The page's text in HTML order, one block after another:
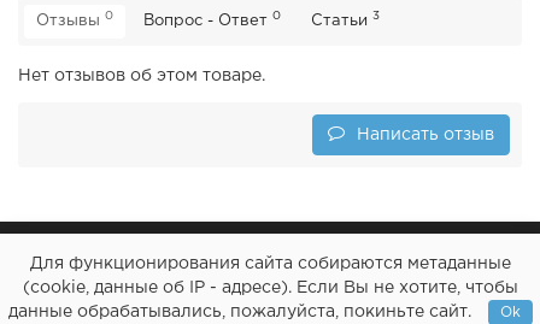
Отзывы 0 Вопрос - Ответ 0 Статьи 3
Нет отзывов об этом товаре.
Написать отзыв
© CatcherFish, 2010-2020
Для функционирования сайта собираются метаданные
(cookie, данные об IP - адресе). Если Вы не хотите, чтобы
данные обрабатывались, пожалуйста, покиньте сайт.
Ok